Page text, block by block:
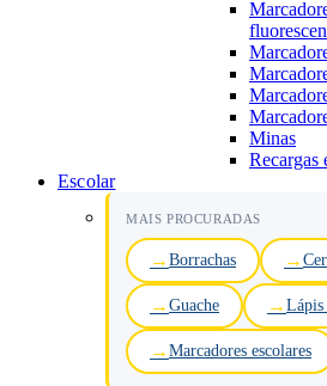
Minas
Recargas
Escolar
MAIS PROCURADAS
Borrachas
Guache Lápis
Marcadores escolares